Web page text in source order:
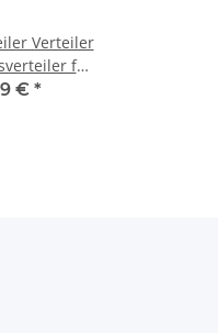
Verteiler
für
DC AC und
€ *